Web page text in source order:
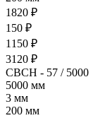
1820 ₽
150 ₽
1150 ₽
3120 ₽
СВСН - 57 / 5000
5000 мм
3 мм
200 мм